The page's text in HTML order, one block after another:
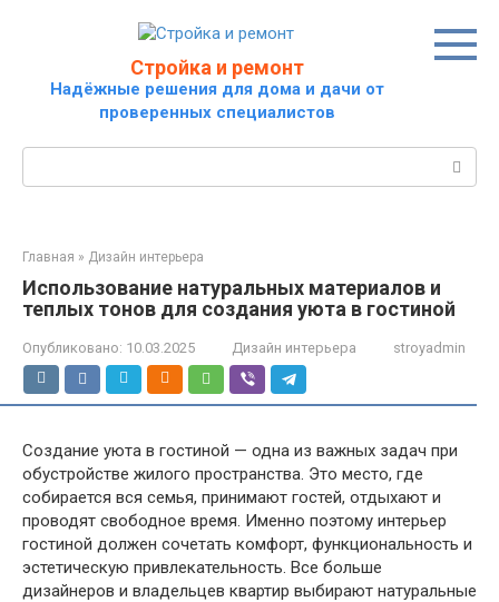
Стройка и ремонт
Надёжные решения для дома и дачи от
проверенных специалистов
Главная » Дизайн интерьера
Использование натуральных материалов и
теплых тонов для создания уюта в гостиной
Опубликовано: 10.03.2025 Дизайн интерьера stroyadmin
Создание уюта в гостиной — одна из важных задач при
обустройстве жилого пространства. Это место, где
собирается вся семья, принимают гостей, отдыхают и
проводят свободное время. Именно поэтому интерьер
гостиной должен сочетать комфорт, функциональность и
эстетическую привлекательность. Все больше
дизайнеров и владельцев квартир выбирают натуральные